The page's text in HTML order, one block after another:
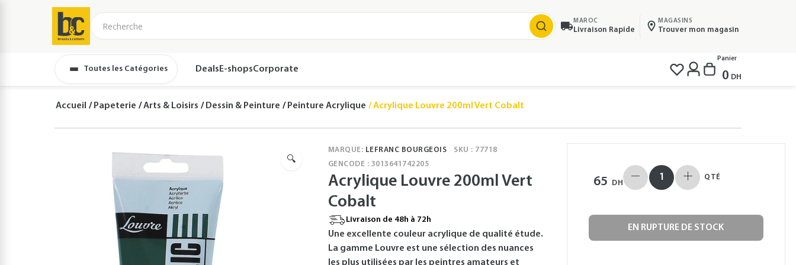
MAROC
Livraison Rapide
MAGASINS
Trouver mon magasin
Toutes les Catégories Deals E-shopsCorporate
Panier
0 DH
Accueil Papeterie Arts & Loisirs Dessin & Peinture Peinture Acrylique Acrylique Louvre 200ml Vert Cobalt
🔍
MARQUE: LEFRANC BOURGEOIS
SKU : 77718
GENCODE : 3013641742205
Acrylique Louvre 200ml Vert
Cobalt
Livraison de 48h à 72h
Une excellente couleur acrylique de qualité étude.
La gamme Louvre est une sélection des nuances
les plus utilisées par les peintres amateurs et
65 DH
QTÉ
EN RUPTURE DE STOCK